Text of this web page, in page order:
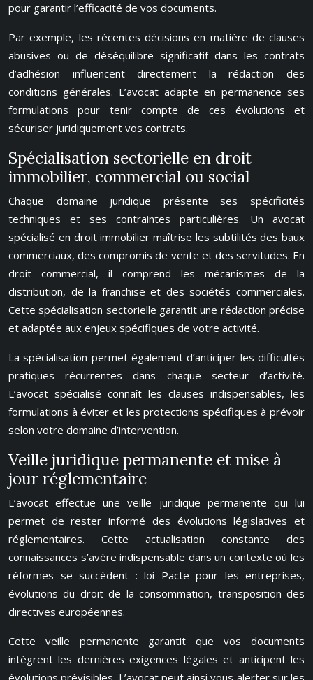
pour garantir l’efficacité de vos documents.
Par exemple, les récentes décisions en matière de clauses
abusives ou de déséquilibre significatif dans les contrats
d’adhésion influencent directement la rédaction des
conditions générales. L’avocat adapte en permanence ses
formulations pour tenir compte de ces évolutions et
sécuriser juridiquement vos contrats.
Spécialisation sectorielle en droit
immobilier, commercial ou social
Chaque domaine juridique présente ses spécificités
techniques et ses contraintes particulières. Un avocat
spécialisé en droit immobilier maîtrise les subtilités des baux
commerciaux, des compromis de vente et des servitudes. En
droit commercial, il comprend les mécanismes de la
distribution, de la franchise et des sociétés commerciales.
Cette spécialisation sectorielle garantit une rédaction précise
et adaptée aux enjeux spécifiques de votre activité.
La spécialisation permet également d’anticiper les difficultés
pratiques récurrentes dans chaque secteur d’activité.
L’avocat spécialisé connaît les clauses indispensables, les
formulations à éviter et les protections spécifiques à prévoir
selon votre domaine d’intervention.
Veille juridique permanente et mise à
jour réglementaire
L’avocat effectue une veille juridique permanente qui lui
permet de rester informé des évolutions législatives et
réglementaires. Cette actualisation constante des
connaissances s’avère indispensable dans un contexte où les
réformes se succèdent : loi Pacte pour les entreprises,
évolutions du droit de la consommation, transposition des
directives européennes.
Cette veille permanente garantit que vos documents
intègrent les dernières exigences légales et anticipent les
évolutions prévisibles. L’avocat peut ainsi vous alerter sur les